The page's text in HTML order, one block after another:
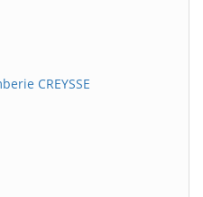
CREYSSE